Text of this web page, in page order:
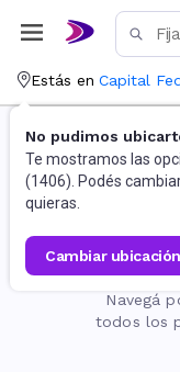
Estás en Capital
No pudimos
Te mostramos las
(1406). Podés
quieras.
cambiar ubicación
La
Navegá
todos los